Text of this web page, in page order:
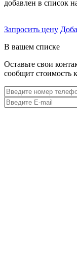
добавлен в список
Запросить цену
В вашем списке
Оставьте свои
сообщит стоимость